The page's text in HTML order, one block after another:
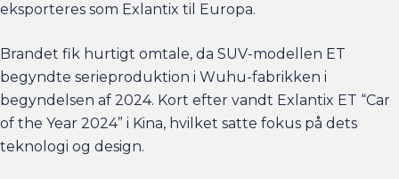
eksporteres som Exlantix til Europa.
Brandet fik hurtigt omtale, da SUV-modellen ET
begyndte serieproduktion i Wuhu-fabrikken i
begyndelsen af 2024. Kort efter vandt Exlantix ET “Car
of the Year 2024” i Kina, hvilket satte fokus på dets
teknologi og design.